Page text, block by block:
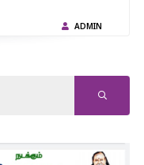
ADMIN